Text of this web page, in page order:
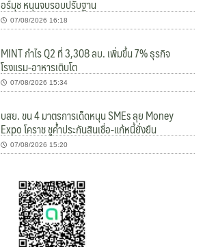
อร์มุช หนุนจบรอบปรับฐาน
07/08/2026 16:18
MINT กำไร Q2 ที่ 3,308 ลบ. เพิ่มขึ้น 7% ธุรกิจ
โรงแรม-อาหารเติบโต
07/08/2026 15:34
บสย. ขน 4 มาตรการเด็ดหนุน SMEs ลุย Money
Expo โคราช ชูค้ำประกันสินเชื่อ-แก้หนี้ยั่งยืน
07/08/2026 15:20